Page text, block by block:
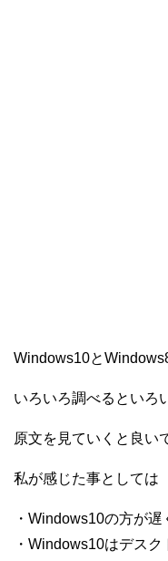
Windows10と
いろいろ調べるといろ
原文を見ていくと良い
私が感じた事としては
・Windows10の方が遅
・Windows10はデス